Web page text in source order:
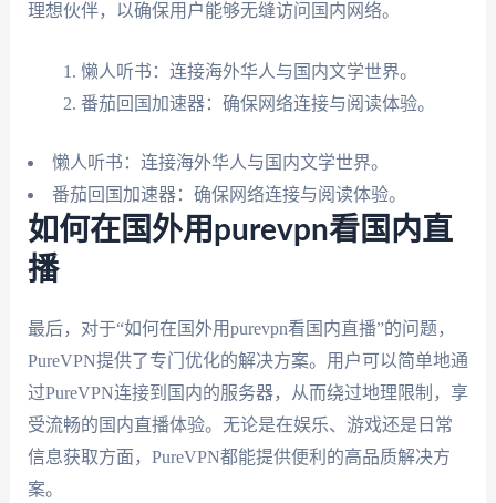
理想伙伴，以确保用户能够无缝访问国内网络。
懒人听书：连接海外华人与国内文学世界。
番茄回国加速器：确保网络连接与阅读体验。
懒人听书：连接海外华人与国内文学世界。
番茄回国加速器：确保网络连接与阅读体验。
如何在国外用purevpn看国内直
播
最后，对于“如何在国外用purevpn看国内直播”的问题，
PureVPN提供了专门优化的解决方案。用户可以简单地通
过PureVPN连接到国内的服务器，从而绕过地理限制，享
受流畅的国内直播体验。无论是在娱乐、游戏还是日常
信息获取方面，PureVPN都能提供便利的高品质解决方
案。